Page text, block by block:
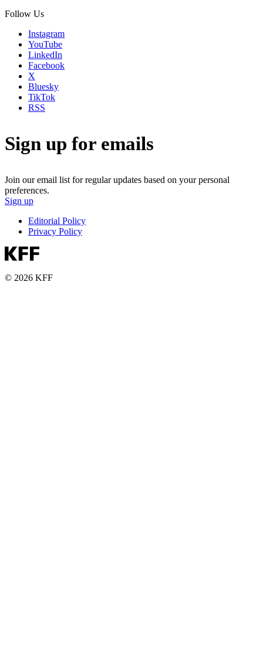
Follow Us
Instagram
YouTube
LinkedIn
Facebook
X
Bluesky
TikTok
RSS
Sign up for emails
Join our email list for regular updates based on your personal
preferences.
Sign up
Editorial Policy
Privacy Policy
© 2026 KFF